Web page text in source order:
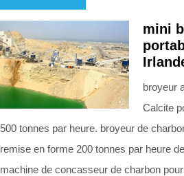
mini
broyeur
Calcite
500 tonnes par heure. broyeur de
remise en forme 200 tonnes par heure
machine de concasseur de charbon